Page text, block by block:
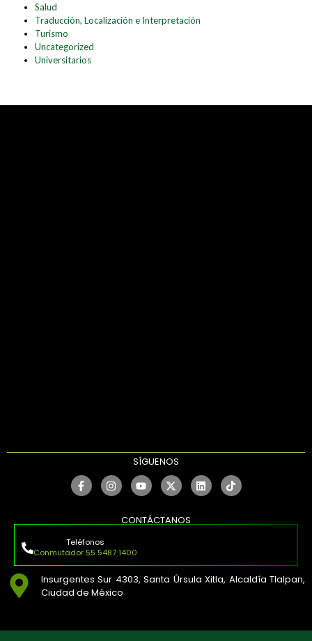
Salud
Traducción, Localización e Interpretación
Turismo
Uncategorized
Universitarios
SÍGUENOS
CONTÁCTANOS
Teléfonos
Conmutador 55 5487 1400
Insurgentes Sur 4303, Santa Úrsula Xitla, Alcaldía Tlalpan,
Ciudad de México